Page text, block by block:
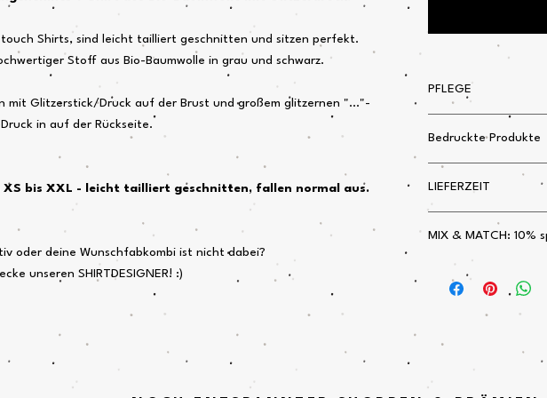
Shirts, sind leicht tailliert geschnitten und sitzen perfekt.
Stoff aus Bio-Baumwolle in grau und schwarz.
mit Glitzerstick/Druck auf der Brust und großem glitzernen "..."-
Druck in auf der Rückseite.
XS bis XXL - leicht tailliert geschnitten, fallen normal aus.
oder deine Wunschfabkombi ist nicht dabei?
unseren SHIRTDESIGNER! :)
PFLEGE
den Druck lange
Trockner landen!
Bedruckte Produkte
Artikel mit
Bilder auf der Website
wenig künstlerische
immer das schönste
LIEFERZEIT
In der Regel etwa 4-7
MIX & MATCH: 10%
deiner Wahl 10%
HAPPY SHOPPING